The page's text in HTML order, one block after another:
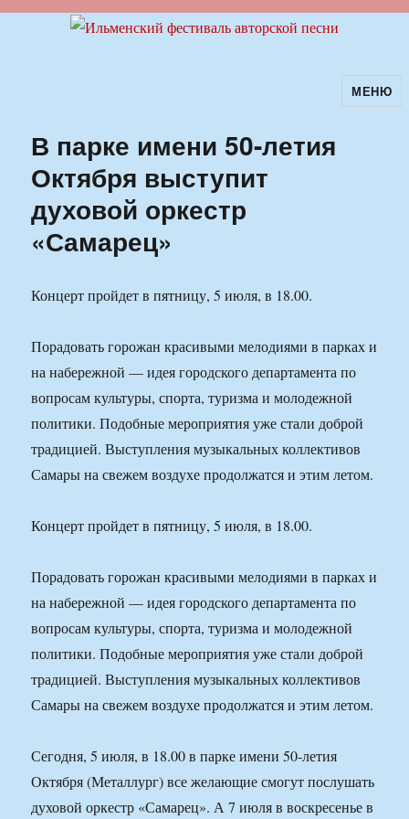
Ильменский фестиваль авторскойМЕНЮ
В парке имени 50-летия
Октября выступит
духовой оркестр
«Самарец»
Концерт пройдет в пятницу, 5 июля, в 18.00.
Порадовать горожан красивыми мелодиями в парках и
на набережной — идея городского департамента по
вопросам культуры, спорта, туризма и молодежной
политики. Подобные мероприятия уже стали доброй
традицией. Выступления музыкальных коллективов
Самары на свежем воздухе продолжатся и этим летом.
Концерт пройдет в пятницу, 5 июля, в 18.00.
Порадовать горожан красивыми мелодиями в парках и
на набережной — идея городского департамента по
вопросам культуры, спорта, туризма и молодежной
политики. Подобные мероприятия уже стали доброй
традицией. Выступления музыкальных коллективов
Самары на свежем воздухе продолжатся и этим летом.
Сегодня, 5 июля, в 18.00 в парке имени 50-летия
Октября (Металлург) все желающие смогут послушать
духовой оркестр «Самарец». А 7 июля в воскресенье в